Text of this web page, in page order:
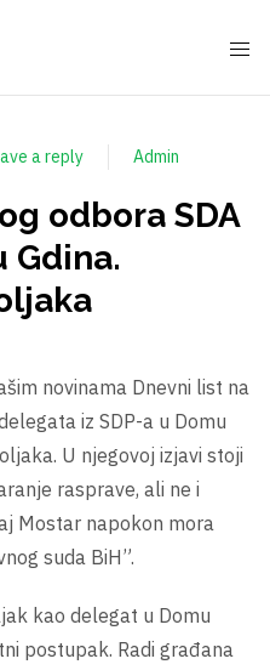
a reply Admin
odbora SDA
Gdina.
novinama Dnevni list na
iz SDP-a u Domu
U njegovoj izjavi stoji
rasprave, ali ne i
Mostar napokon mora
suda BiH”.
kao delegat u Domu
postupak. Radi građana